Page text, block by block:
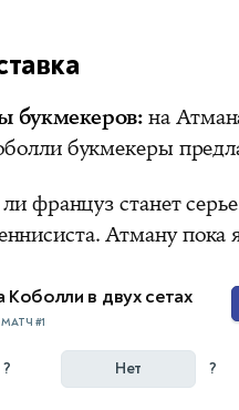
букмекеров:на
букмекеры
француз станет
Атману пока
в двух сетах
#1
? Нет ?